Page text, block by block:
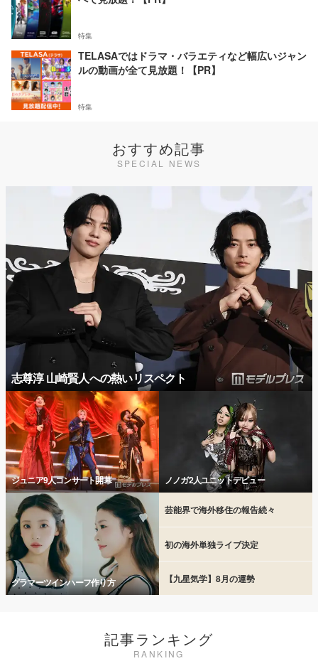
特集
TELASAではドラマ・バラエティなど幅広いジャン
ルの動画が全て見放題！【PR】
特集
おすすめ記事
SPECIAL NEWS
志尊淳 山崎賢人への熱いリスペクト
ジュニア9人コンサート開幕 ノノガ2人ユニットデビュー
グラマーツインハーフ作り方
芸能界で海外移住の報告続々
初の海外単独ライブ決定
【九星気学】8月の運勢
記事ランキング
RANKING